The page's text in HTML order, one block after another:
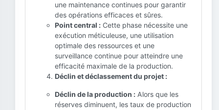
une maintenance continues pour garantir
des opérations efficaces et sûres.
Point central : Cette phase nécessite une
exécution méticuleuse, une utilisation
optimale des ressources et une
surveillance continue pour atteindre une
efficacité maximale de la production.
Déclin et déclassement du projet :
Déclin de la production : Alors que les
réserves diminuent, les taux de production